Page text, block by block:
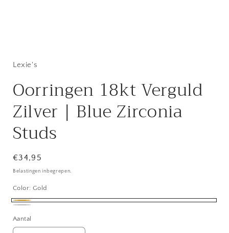
Lexie's
Oorringen 18kt Verguld
Zilver | Blue Zirconia
Studs
Normale
prijs
€34,95
Belastingen inbegrepen.
Color: Gold
Gold
Aantal